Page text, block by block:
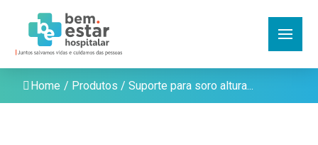
Home / Produtos / Suporte para soro altura...